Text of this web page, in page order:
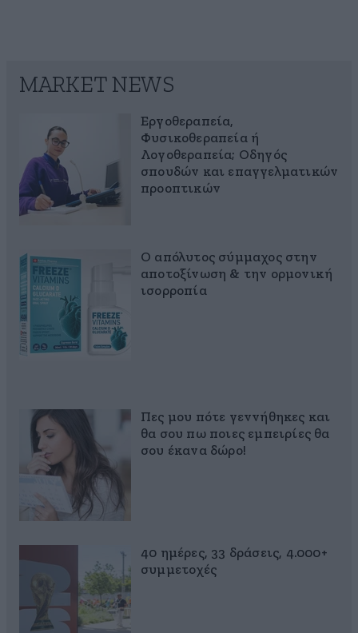
MARKET NEWS
Εργοθεραπεία,
Φυσικοθεραπεία ή
Λογοθεραπεία; Οδηγός
σπουδών και επαγγελματικών
προοπτικών
Ο απόλυτος σύμμαχος στην
αποτοξίνωση & την ορμονική
ισορροπία
Πες μου πότε γεννήθηκες και
θα σου πω ποιες εμπειρίες θα
σου έκανα δώρο!
40 ημέρες, 33 δράσεις, 4.000+
συμμετοχές